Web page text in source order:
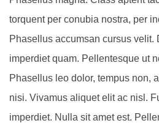
torquent per conubia nostra, per
Phasellus accumsan cursus velit.
imperdiet quam. Pellentesque ut
Phasellus leo dolor, tempus non,
nisi. Vivamus aliquet elit ac nisl.
imperdiet. Nulla sit amet est.